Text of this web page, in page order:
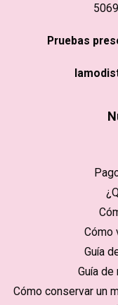
Pruebas
Cómo
Guía
Guía
Cómo conservar un